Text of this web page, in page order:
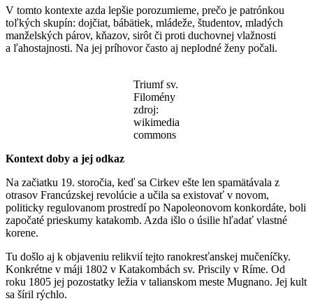
V tomto kontexte azda lepšie porozumieme, prečo je patrónkou
toľkých skupín: dojčiat, bábätiek, mládeže, študentov, mladých
manželských párov, kňazov, sirôt či proti duchovnej vlažnosti
a ľahostajnosti. Na jej príhovor často aj neplodné ženy počali.
Triumf sv.
Filomény
zdroj:
wikimedia
commons
Kontext doby a jej odkaz
Na začiatku 19. storočia, keď sa Cirkev ešte len spamätávala z
otrasov Francúzskej revolúcie a učila sa existovať v novom,
politicky regulovanom prostredí po Napoleonovom konkordáte, boli
započaté prieskumy katakomb. Azda išlo o úsilie hľadať vlastné
korene.
Tu došlo aj k objaveniu relikvií tejto ranokresťanskej mučeníčky.
Konkrétne v máji 1802 v Katakombách sv. Priscily v Ríme. Od
roku 1805 jej pozostatky ležia v talianskom meste Mugnano. Jej kult
sa šíril rýchlo.